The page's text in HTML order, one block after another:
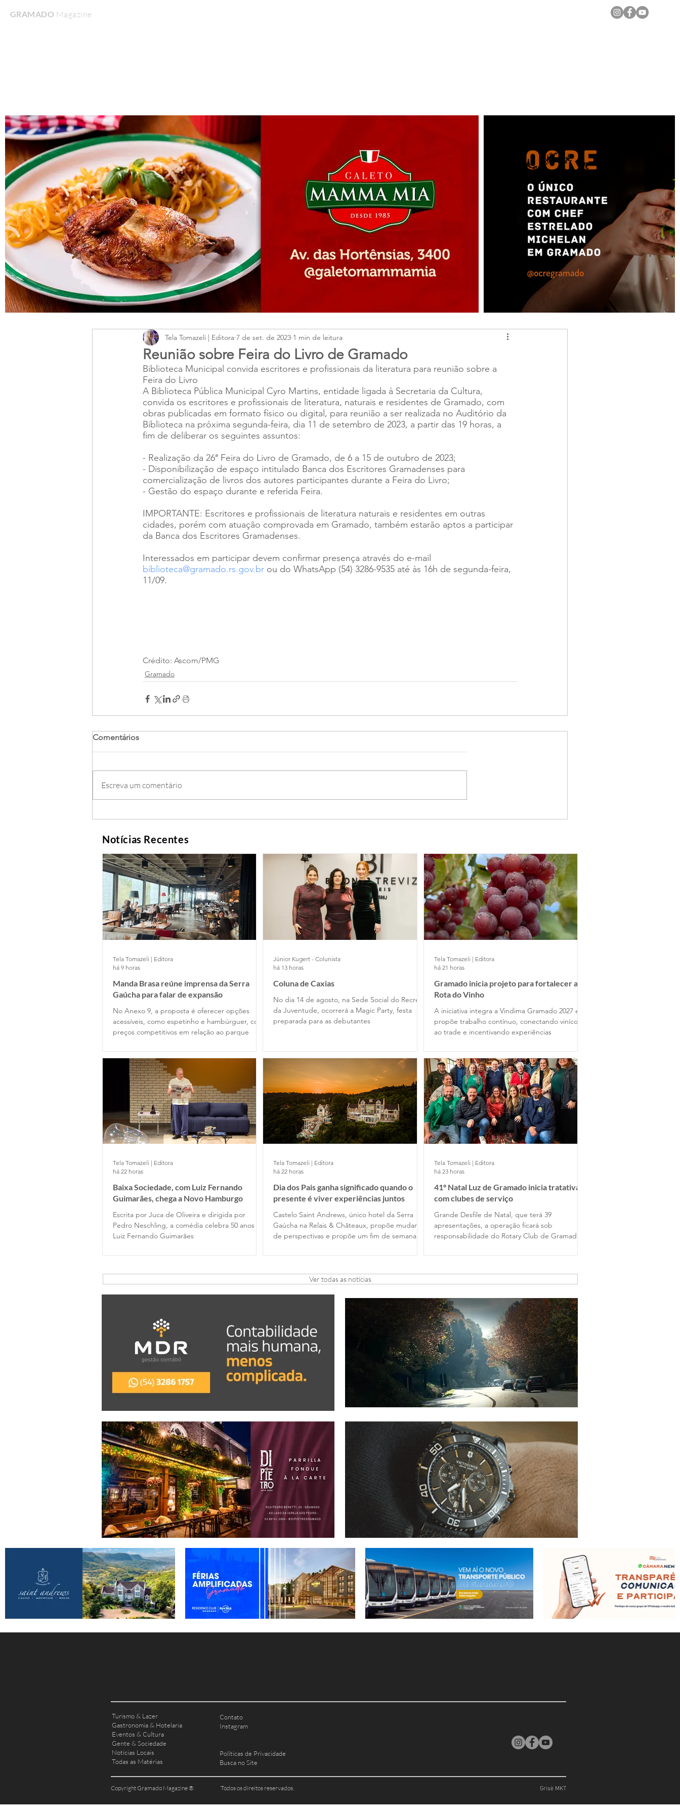
GRAMADO MagazineHome
Reunião sobre Feira do Livro de Gramado
Tela Tomazeli | Editora 7 de set. de 2023 1 min de leitura
Biblioteca Municipal convida escritores e profissionais da literatura para reunião sobre a
Feira do Livro
A Biblioteca Pública Municipal Cyro Martins, entidade ligada à Secretaria da Cultura,
convida os escritores e profissionais de literatura, naturais e residentes de Gramado, com
obras publicadas em formato físico ou digital, para reunião a ser realizada no Auditório da
Biblioteca na próxima segunda-feira, dia 11 de setembro de 2023, a partir das 19 horas, a
fim de deliberar os seguintes assuntos:
- Realização da 26ª Feira do Livro de Gramado, de 6 a 15 de outubro de 2023;
- Disponibilização de espaço intitulado Banca dos Escritores Gramadenses para
comercialização de livros dos autores participantes durante a Feira do Livro;
- Gestão do espaço durante e referida Feira.
IMPORTANTE: Escritores e profissionais de literatura naturais e residentes em outras
cidades, porém com atuação comprovada em Gramado, também estarão aptos a participar
da Banca dos Escritores Gramadenses.
Interessados em participar devem confirmar presença através do e-mail
biblioteca@gramado.rs.gov.br ou do WhatsApp (54) 3286-9535 até às 16h de segunda-feira,
11/09.
Crédito: Ascom/PMG
Gramado
Comentários
Escreva um comentário
Notícias Recentes
Manda Brasa reúne imprensa da Serra
Gaúcha para falar de expansão
No Anexo 9, a proposta é oferecer opções
acessíveis, como espetinho e hambúrguer, com
preços competitivos em relação ao parque
Tela Tomazeli | Editora
há 9 horas
Coluna de Caxias
No dia 14 de agosto, na Sede Social do Recreio
da Juventude, ocorrerá a Magic Party, festa
preparada para as debutantes
Júnior Kugert - Colunista
há 13 horas
Gramado inicia projeto para fortalecer a
Rota do Vinho
A iniciativa integra a Vindima Gramado 2027 e
propõe trabalho contínuo, conectando vinícolas
ao trade e incentivando experiências
Tela Tomazeli | Editora
há 21 horas
Baixa Sociedade, com Luiz Fernando
Guimarães, chega a Novo Hamburgo
Escrita por Juca de Oliveira e dirigida por
Pedro Neschling, a comédia celebra 50 anos de
Luiz Fernando Guimarães
Tela Tomazeli | Editora
há 22 horas
Dia dos Pais ganha significado quando o
presente é viver experiências juntos
Castelo Saint Andrews, único hotel da Serra
Gaúcha na Relais & Châteaux, propõe mudança
de perspectivas e propõe um fim de semana de
Gramado, com festival harmonizado exclusivo na
Tela Tomazeli | Editora
há 22 horas
41º Natal Luz de Gramado inicia tratativas
com clubes de serviço
Grande Desfile de Natal, que terá 39
apresentações, a operação ficará sob
responsabilidade do Rotary Club de Gramado,
Amizade e Lions Clube. Já no Nativitaten, com
Tela Tomazeli | Editora
há 23 horas
Ver todas as notícias
Contato
Instagram
Políticas de Privacidade
Busca no Site
Copyright Gramado Magazine ® Todos os direitos reservados. Grisè MKT
Turismo & Lazer
Gastronomia & Hotelaria
Eventos & Cultura
Gente & Sociedade
Notícias Locais
Todas as Matérias